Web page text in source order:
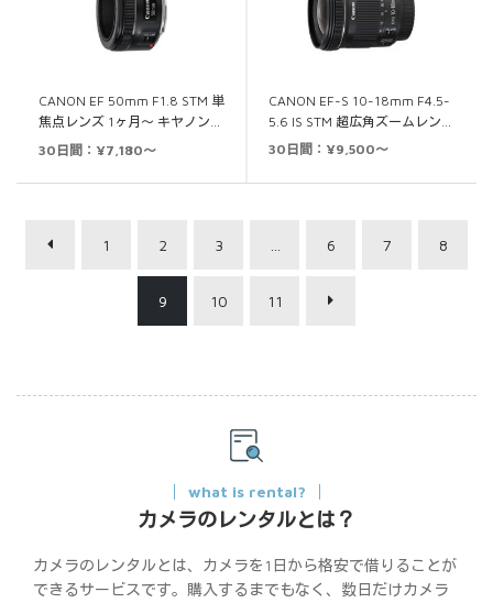
CANON EF 50mm F1.8 STM 単
焦点レンズ 1ヶ月～ キヤノン…
30日間：¥7,180～
CANON EF-S 10-18mm F4.5-
5.6 IS STM 超広角ズームレン…
30日間：¥9,500～
1 2 3 6 7 8
9 10 11
what is rental?
カメラのレンタルとは？
カメラのレンタルとは、カメラを1日から格安で借りることが
できるサービスです。購入するまでもなく、数日だけカメラ